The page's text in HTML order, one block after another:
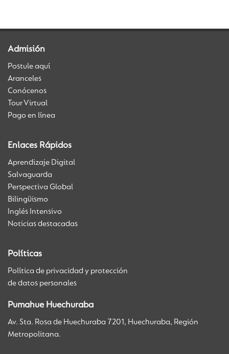
Admisión
Postule aquí
Aranceles
Conócenos
Tour Virtual
Pago en línea
Enlaces Rápidos
Aprendizaje Digital
Salvaguarda
Perspectiva Global
Bilingüismo
Inglés Intensivo
Noticias destacadas
Políticas
Política de privacidad y protección
de datos personales
Pumahue Huechuraba
Av. Sta. Rosa de Huechuraba 7201, Huechuraba, Región
Metropolitana.